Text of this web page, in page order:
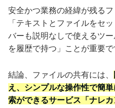
安全かつ業務の経緯が残る
「テキストとファイルをセ
バーも説明なしで使えるツ
を履歴で持つ」ことが重要で
結論、ファイルの共有には、
え、シンプルな操作性で簡
索ができるサービス「ナレカ